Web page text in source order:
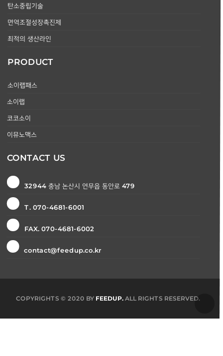
탄소중립기술
면역조절성장촉진제
최적의 생산라인
PRODUCT
소이랩패스
소이랩
코코소이
이뮤노맥스
CONTACT US
32944 충남 논산시 연무읍 동안로 479
T. 070-4681-6001
FAX. 070-4681-6002
contact@feedup.co.kr
COPYRIGHTS © 2020 BY FEEDUP. ALL RIGHTS RESERVED.